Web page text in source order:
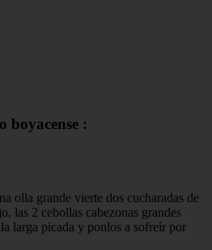
boyacense :
olla grande vierte dos cucharadas de
las 2 cebollas cabezonas grandes
larga picada y ponlos a sofreír por